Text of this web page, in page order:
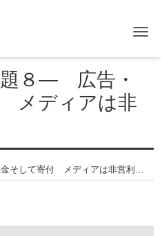
８― 広告・
メディアは非
―メディアの課題８― 広告・課金そして寄付 メディアは非営利組織へ